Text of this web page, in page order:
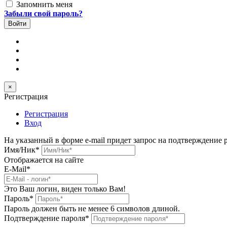
Запомнить меня
Забыли свой пароль?
×
Регистрация
Регистрация
Вход
На указанный в форме e-mail придет запрос на подтверждение
Имя/Ник*
Отображается на сайте
E-Mail*
Это Ваш логин, виден только Вам!
Пароль*
Пароль должен быть не менее 6 символов длиной.
Подтверждение пароля*